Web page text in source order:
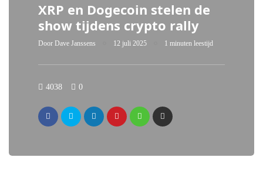
XRP en Dogecoin stelen de
show tijdens crypto rally
Door Dave Janssens 12 juli 2025 1 minuten leestijd
4038 0